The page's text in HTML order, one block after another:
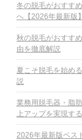
冬の脱毛がおすす
へ【2026年最新版】
秋の脱毛がおすす
由を徹底解説
夏こそ脱毛を始め
説
業務用脱毛器・脂
上アップを実現す
2026年最新版ベス